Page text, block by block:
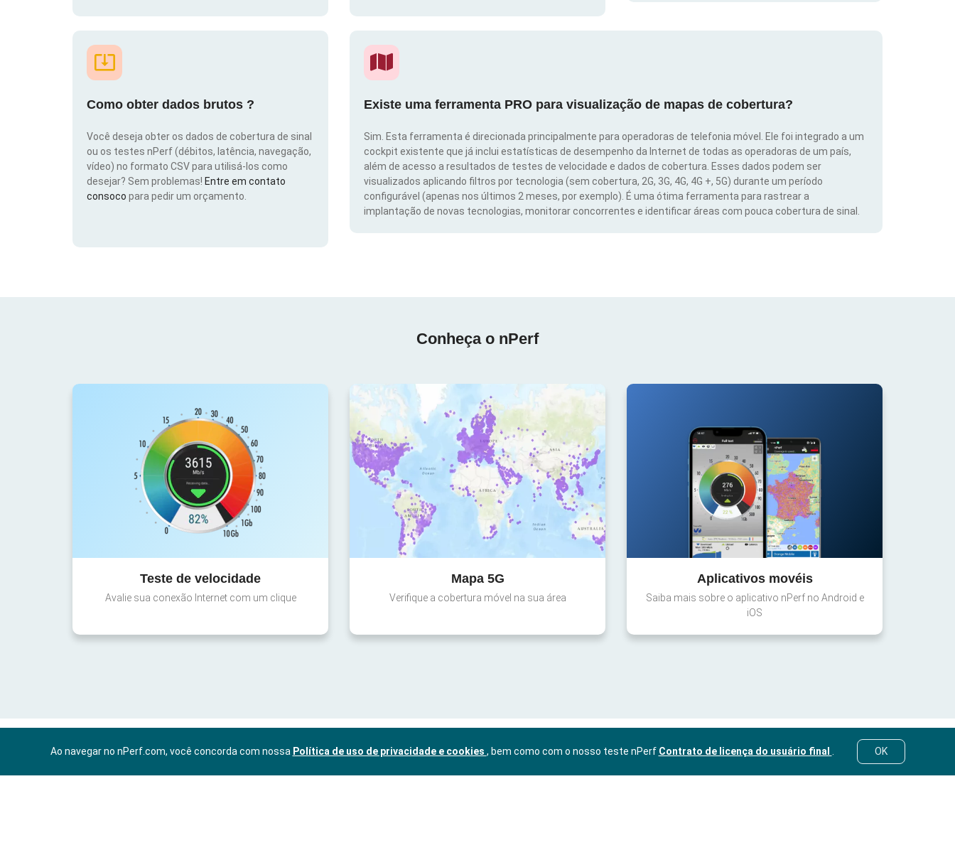
Como obter dados brutos ?
Você deseja obter os dados de cobertura de sinal
ou os testes nPerf (débitos, latência, navegação,
vídeo) no formato CSV para utilisá-los como
desejar? Sem problemas! Entre em contato
consoco para pedir um orçamento.
Existe uma ferramenta PRO para visualização de mapas de cobertura?
Sim. Esta ferramenta é direcionada principalmente para operadoras de telefonia móvel. Ele foi integrado a um
cockpit existente que já inclui estatísticas de desempenho da Internet de todas as operadoras de um país,
além de acesso a resultados de testes de velocidade e dados de cobertura. Esses dados podem ser
visualizados aplicando filtros por tecnologia (sem cobertura, 2G, 3G, 4G, 4G +, 5G) durante um período
configurável (apenas nos últimos 2 meses, por exemplo). É uma ótima ferramenta para rastrear a
implantação de novas tecnologias, monitorar concorrentes e identificar áreas com pouca cobertura de sinal.
Conheça o nPerf
Teste de velocidade
Avalie sua conexão Internet com um clique
Mapa 5G
Verifique a cobertura móvel na sua área
Aplicativos movéis
Saiba mais sobre o aplicativo nPerf no Android e
iOS
Ao navegar no nPerf.com, você concorda com nossa Política de uso de privacidade e cookies , bem como com o nosso teste nPerf Contrato de licença do usuário final OK